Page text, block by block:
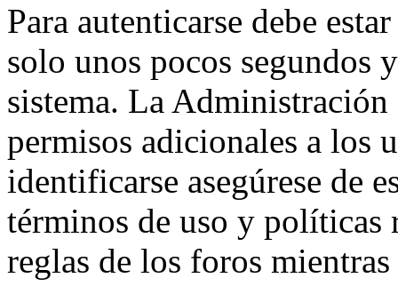
Para autenticarse debe
solo unos pocos segundos
sistema. La
permisos adicionales a los
identificarse asegúrese de
términos de uso y políticas
reglas de los foros